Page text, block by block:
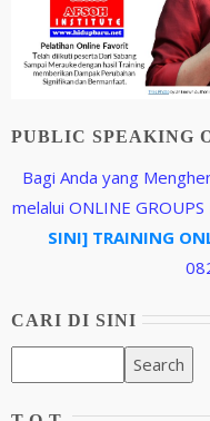
PUBLIC SPEAKING
Bagi Anda yang
melalui ONLINE
SINI] TRAINING
CARI DI SINI